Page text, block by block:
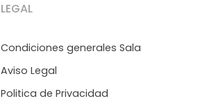
LEGAL
Condiciones generales Sala
Aviso Legal
Politica de Privacidad